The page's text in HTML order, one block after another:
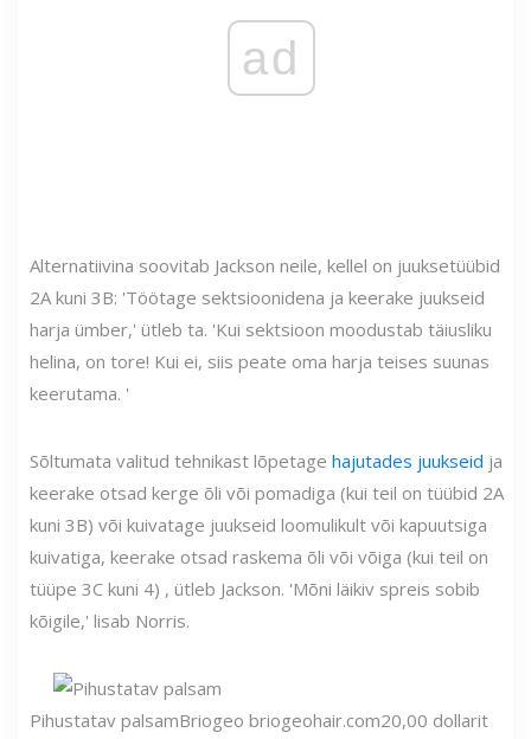
ad
Alternatiivina soovitab Jackson neile, kellel on juuksetüübid
2A kuni 3B: 'Töötage sektsioonidena ja keerake juukseid
harja ümber,' ütleb ta. 'Kui sektsioon moodustab täiusliku
helina, on tore! Kui ei, siis peate oma harja teises suunas
keerutama. '
Sõltumata valitud tehnikast lõpetage hajutades juukseid ja
keerake otsad kerge õli või pomadiga (kui teil on tüübid 2A
kuni 3B) või kuivatage juukseid loomulikult või kapuutsiga
kuivatiga, keerake otsad raskema õli või võiga (kui teil on
tüüpe 3C kuni 4) , ütleb Jackson. 'Mõni läikiv spreis sobib
kõigile,' lisab Norris.
Pihustatav palsamBriogeo briogeohair.com20,00 dollarit